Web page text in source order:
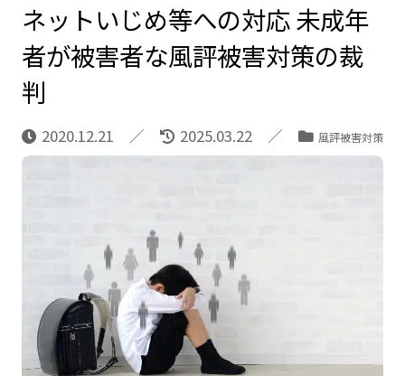
ネットいじめ等への対応 未成年
者が被害者な風評被害対策の裁
判
2020.12.21 2025.03.22 風評被害対策